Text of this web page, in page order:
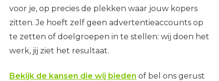
voor je, op precies de plekken waar jouw kopers
zitten. Je hoeft zelf geen advertentieaccounts op
te zetten of doelgroepen in te stellen: wij doen het
werk, jij ziet het resultaat.
Bekijk de kansen die wij bieden of bel ons gerust